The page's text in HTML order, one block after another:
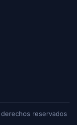
reservados